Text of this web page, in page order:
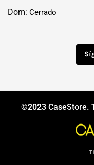
Dom: Cerrado
©2023 CaseStore.